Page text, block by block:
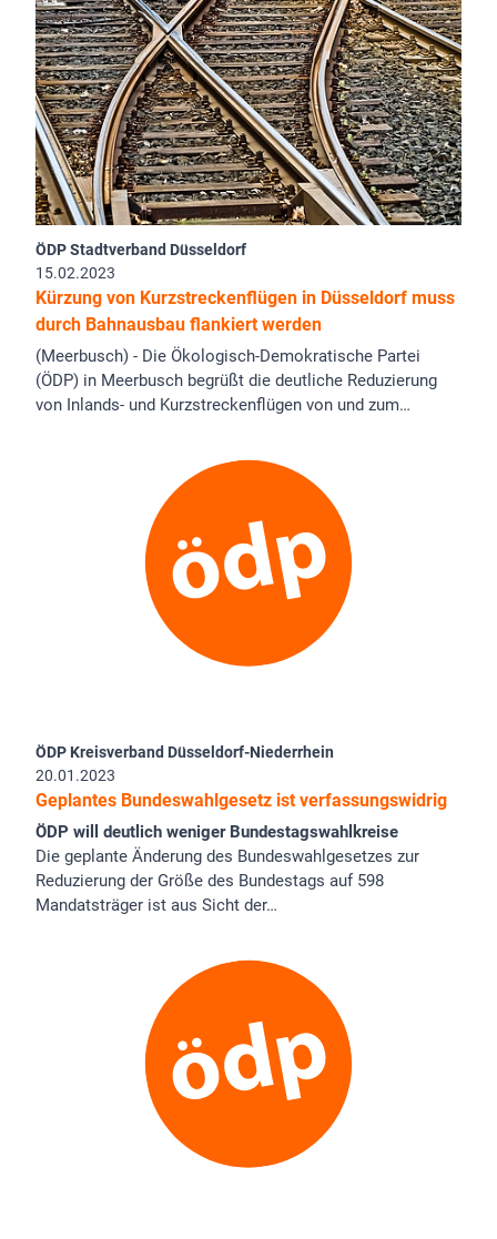
ÖDP Stadtverband Düsseldorf
15.02.2023
Kürzung von Kurzstreckenflügen in Düsseldorf muss
durch Bahnausbau flankiert werden
(Meerbusch) - Die Ökologisch-Demokratische Partei
(ÖDP) in Meerbusch begrüßt die deutliche Reduzierung
von Inlands- und Kurzstreckenflügen von und zum…
ÖDP Kreisverband Düsseldorf-Niederrhein
20.01.2023
Geplantes Bundeswahlgesetz ist verfassungswidrig
ÖDP will deutlich weniger Bundestagswahlkreise
Die geplante Änderung des Bundeswahlgesetzes zur
Reduzierung der Größe des Bundestags auf 598
Mandatsträger ist aus Sicht der…